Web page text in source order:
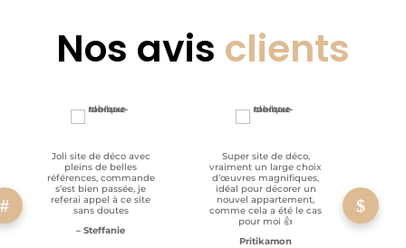
Nos avis clients
Joli site de déco avec
pleins de belles
références, commande
s’est bien passée, je
referai appel à ce site
sans doutes
– Steffanie
Super site de déco,
vraiment un large choix
d’œuvres magnifiques,
idéal pour décorer un
nouvel appartement,
comme cela a été le cas
pour moi 👍
Pritikamon